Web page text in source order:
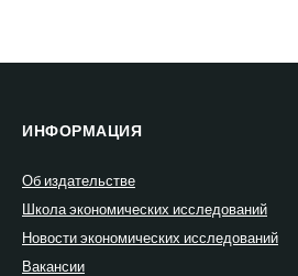
ИНФОРМАЦИЯ
Об издательстве
Школа экономических исследований
Новости экономических исследований
Вакансии